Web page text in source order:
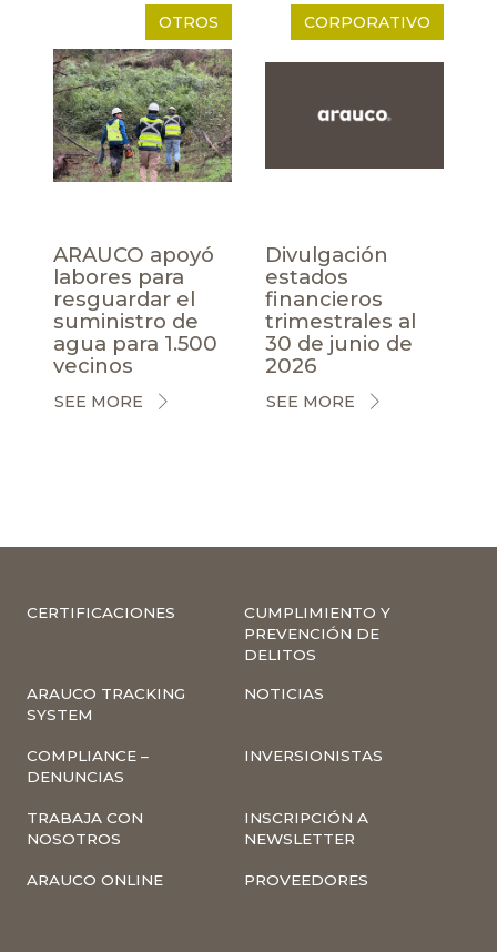
OTROS
ARAUCO apoyó
labores para
resguardar el
suministro de
agua para 1.500
vecinos
SEE MORE
CORPORATIVO
Divulgación
estados
financieros
trimestrales al
30 de junio de
2026
SEE MORE
CERTIFICACIONES
CUMPLIMIENTO Y
PREVENCIÓN DE
DELITOS
ARAUCO TRACKING
SYSTEM
NOTICIAS
COMPLIANCE –
DENUNCIAS
INVERSIONISTAS
TRABAJA CON
NOSOTROS
INSCRIPCIÓN A
NEWSLETTER
ARAUCO ONLINE PROVEEDORES